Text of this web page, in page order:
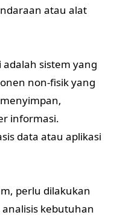
atau alat
sistem yang
non-fisik yang
informasi.
data atau aplikasi
perlu dilakukan
kebutuhan